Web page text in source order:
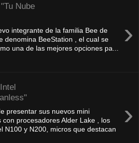
Nube
›
integrante de la familia Bee de
denomina BeeStation , el cual se
una de las mejores opciones pa...
›
presentar sus nuevos mini
con procesadores Alder Lake , los
N100 y N200, micros que destacan